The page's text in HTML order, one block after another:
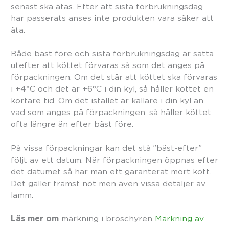
senast ska ätas. Efter att sista förbrukningsdag
har passerats anses inte produkten vara säker att
äta.
Både bäst före och sista förbrukningsdag är satta
utefter att köttet förvaras så som det anges på
förpackningen. Om det står att köttet ska förvaras
i +4°C och det är +6°C i din kyl, så håller köttet en
kortare tid. Om det istället är kallare i din kyl än
vad som anges på förpackningen, så håller köttet
ofta längre än efter bäst före.
På vissa förpackningar kan det stå ”bäst-efter”
följt av ett datum. När förpackningen öppnas efter
det datumet så har man ett garanterat mört kött.
Det gäller främst nöt men även vissa detaljer av
lamm.
Läs mer om märkning i broschyren Märkning av